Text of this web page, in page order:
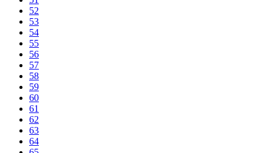
52
53
54
55
56
57
58
59
60
61
62
63
64